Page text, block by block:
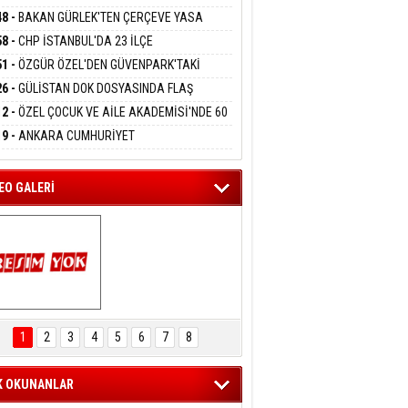
Kaynas
DEV YATIRIM!
- BAKAN GÜRLEK'TEN ÇERÇEVE YASA
ÇİZGİMİZ ŞEHİT AİLELERİ
HASSASİYETİDİR''
- CHP İSTANBUL'DA 23 İLÇE
ATAMALAR GERÇEKLEŞTİ
- ÖZGÜR ÖZEL'DEN GÜVENPARK'TAKİ
DESTEK:''SONUÇ ALANA KADAR
- GÜLİSTAN DOK DOSYASINDA FLAŞ
2 DALGIÇ DELİL KARARTMA
TUTUTKLANDI
- ÖZEL ÇOCUK VE AİLE AKADEMİSİ'NDE 60
HİZMET VERİLDİ
- ANKARA CUMHURİYET
ÖZGÜR ÖZEL VE VELİ
HAKKINDA FEZLEKE
GALERİ
ENGELSİZ
FESTİVALİ
KONSERİ
MEST
1 2 3 4 5 6 7 8
OKUNANLAR